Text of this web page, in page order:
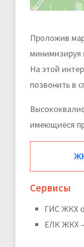
Проложив
минимизируя
На этой
позвонить в
имеющиеся
Сервисы
ГИС ЖКХ
ЕЛК ЖКХ –